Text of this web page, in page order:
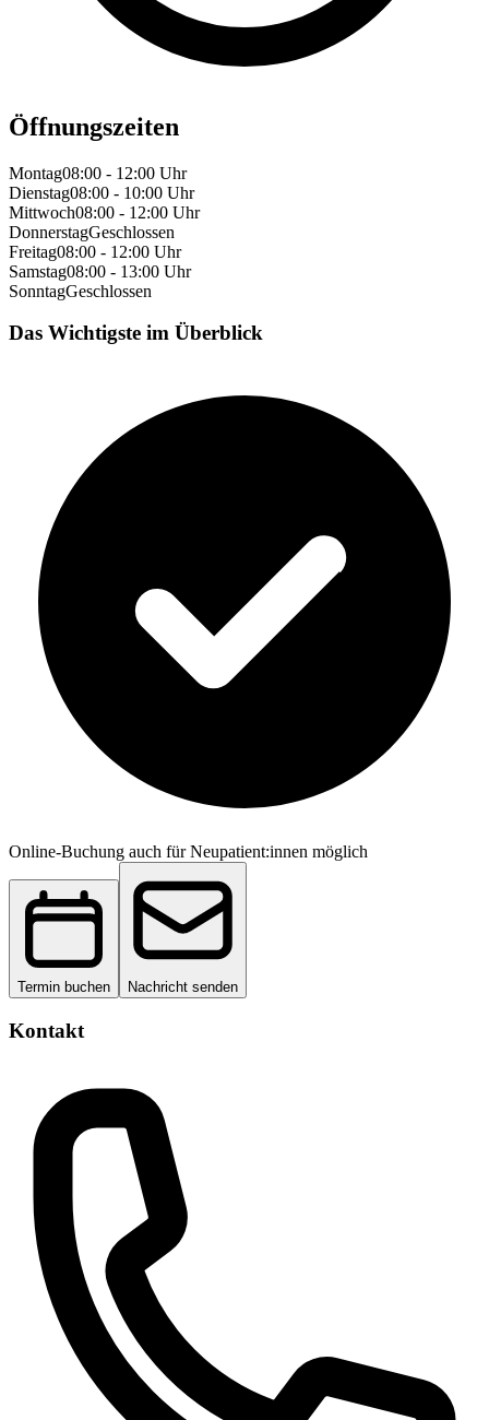
Öffnungszeiten
Montag08:00 - 12:00 Uhr
Dienstag08:00 - 10:00 Uhr
Mittwoch08:00 - 12:00 Uhr
DonnerstagGeschlossen
Freitag08:00 - 12:00 Uhr
Samstag08:00 - 13:00 Uhr
SonntagGeschlossen
Das Wichtigste im Überblick
Online-Buchung auch für Neupatient:innen möglich
Termin buchen Nachricht senden
Kontakt